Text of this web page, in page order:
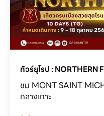
ทัวร์ยุโรป : NORTHERN
ชม MONT SAINT
กลางเกาะ